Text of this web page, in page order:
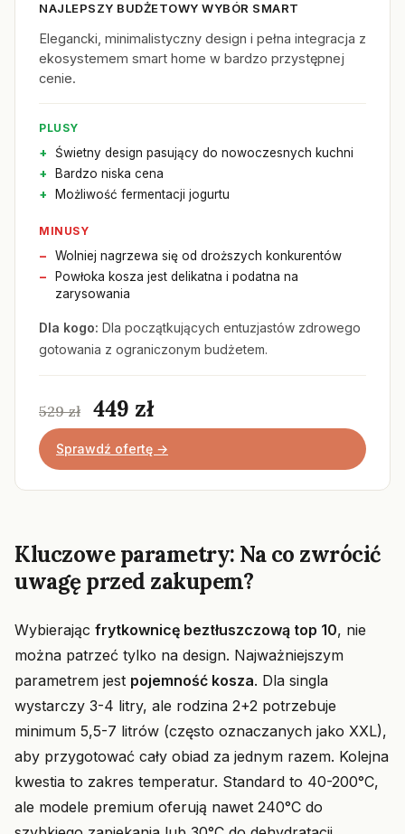
NAJLEPSZY BUDŻETOWY WYBÓR SMART
Elegancki, minimalistyczny design i pełna integracja z
ekosystemem smart home w bardzo przystępnej
cenie.
PLUSY
Świetny design pasujący do nowoczesnych kuchni
Bardzo niska cena
Możliwość fermentacji jogurtu
MINUSY
Wolniej nagrzewa się od droższych konkurentów
Powłoka kosza jest delikatna i podatna na
zarysowania
Dla kogo: Dla początkujących entuzjastów zdrowego
gotowania z ograniczonym budżetem.
529 zł 449 zł
Sprawdź ofertę →
Kluczowe parametry: Na co zwrócić
uwagę przed zakupem?
Wybierając frytkownicę beztłuszczową top 10, nie
można patrzeć tylko na design. Najważniejszym
parametrem jest pojemność kosza. Dla singla
wystarczy 3-4 litry, ale rodzina 2+2 potrzebuje
minimum 5,5-7 litrów (często oznaczanych jako XXL),
aby przygotować cały obiad za jednym razem. Kolejna
kwestia to zakres temperatur. Standard to 40-200°C,
ale modele premium oferują nawet 240°C do